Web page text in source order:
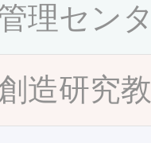
理セン
造研究